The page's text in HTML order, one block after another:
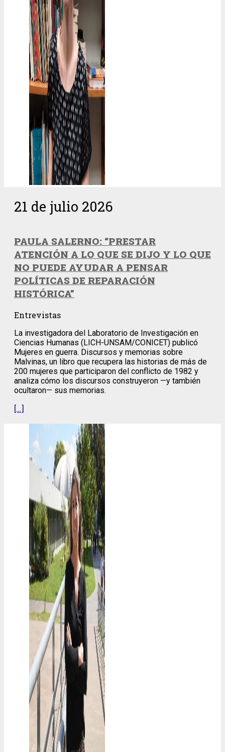
21 de julio 2026
PAULA SALERNO: “PRESTAR
ATENCIÓN A LO QUE SE DIJO Y LO QUE
NO PUEDE AYUDAR A PENSAR
POLÍTICAS DE REPARACIÓN
HISTÓRICA”
Entrevistas
La investigadora del Laboratorio de Investigación en
Ciencias Humanas (LICH-UNSAM/CONICET) publicó
Mujeres en guerra. Discursos y memorias sobre
Malvinas, un libro que recupera las historias de más de
200 mujeres que participaron del conflicto de 1982 y
analiza cómo los discursos construyeron —y también
ocultaron— sus memorias.
[…]